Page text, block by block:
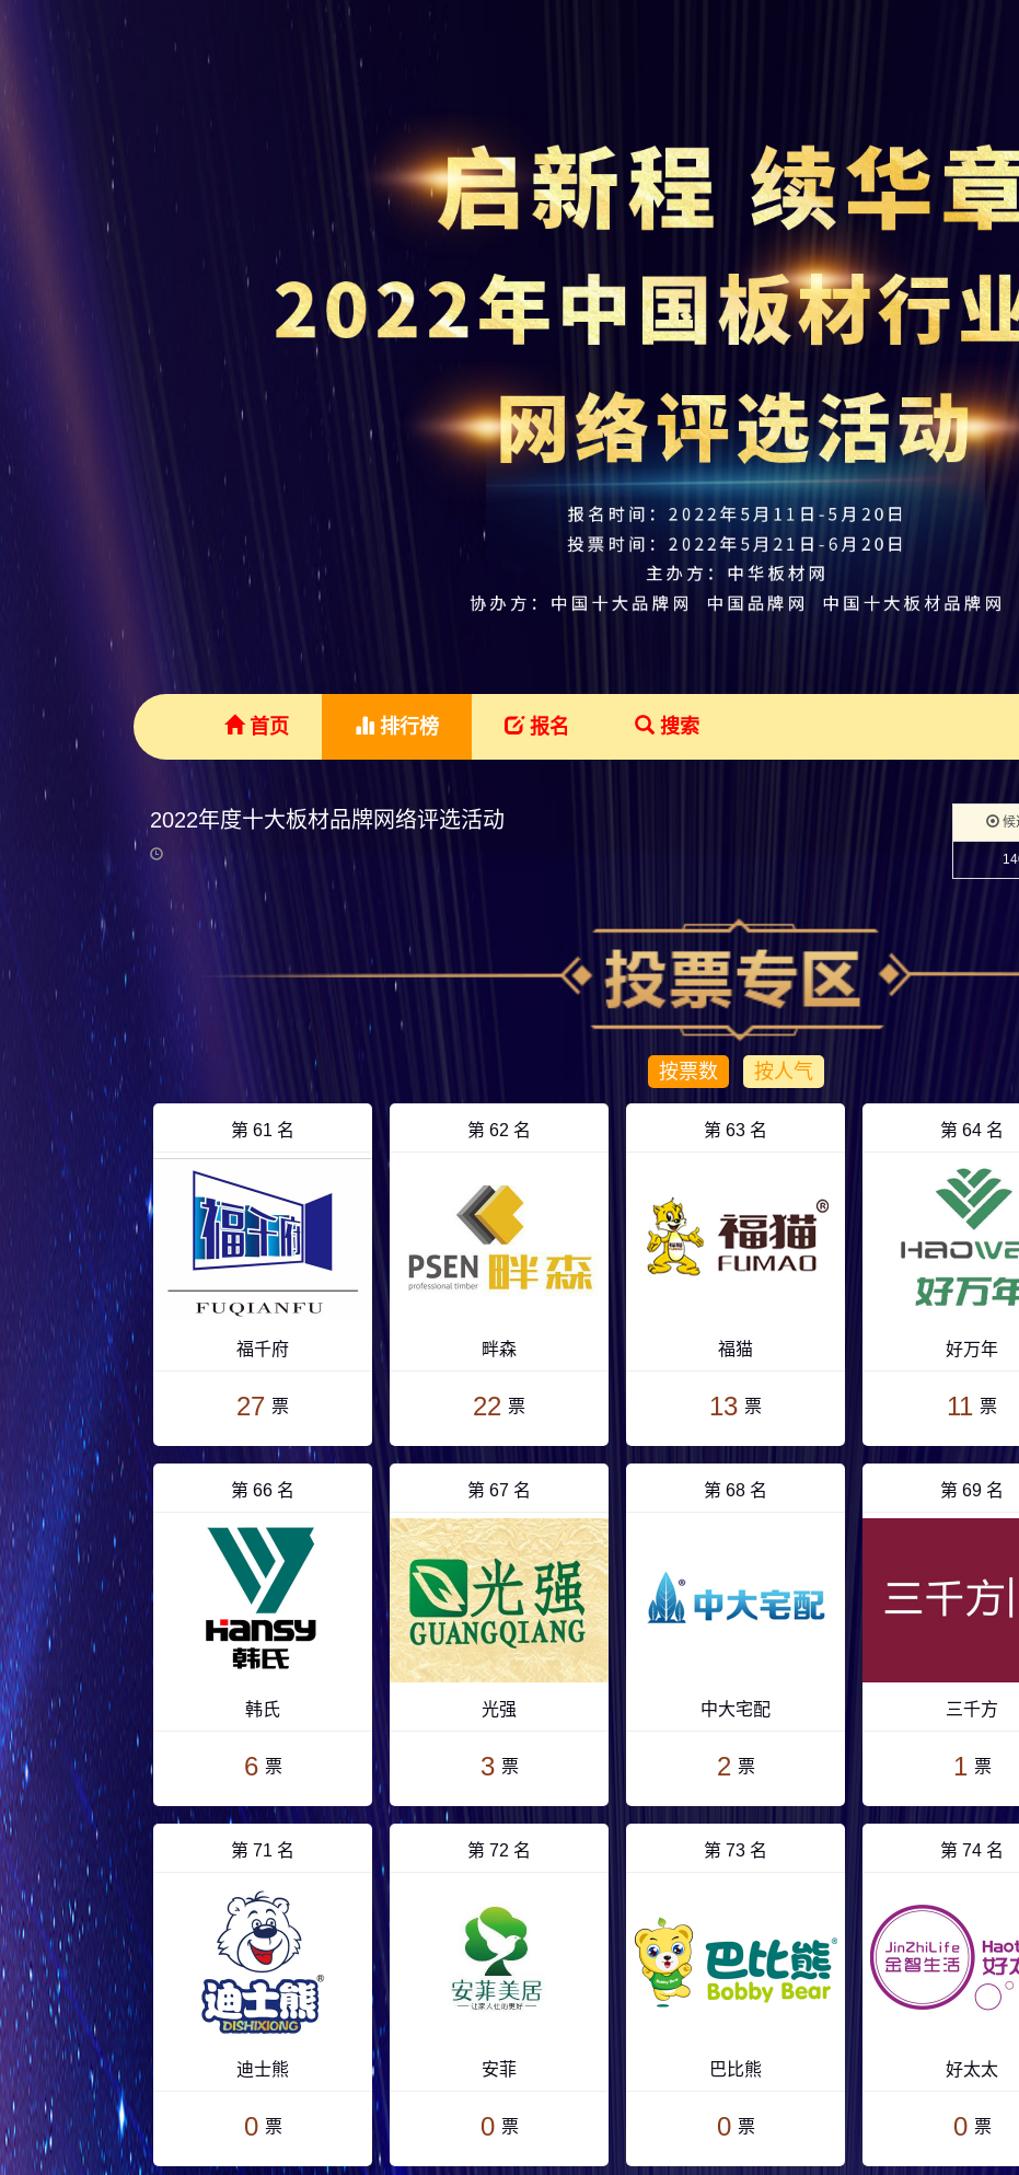
首页 排行榜 报名 搜索
2022年度十大板材品牌网络评选活动 候
按票数 按人气
第 61 名
福千府
27 票
第 62 名
畔森
22 票
第 63 名
福猫
13 票
第 64 名
好万年
11 票
第 66 名
韩氏
6 票
第 67 名
光强
3 票
第 68 名
中大宅配
2 票
第 69 名
三千方
1 票
第 71 名
迪士熊
0 票
第 72 名
安菲
0 票
第 73 名
巴比熊
0 票
第 74 名
好太太
0 票